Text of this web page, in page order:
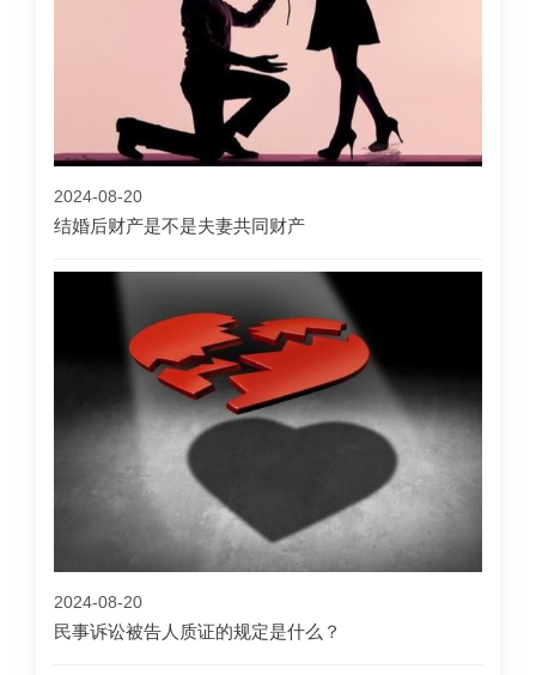
2024-08-20
结婚后财产是不是夫妻共同财产
2024-08-20
民事诉讼被告人质证的规定是什么？